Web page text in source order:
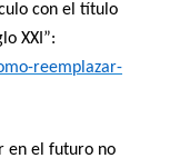
con el título
XXI”:
reemplazar-
en el futuro no